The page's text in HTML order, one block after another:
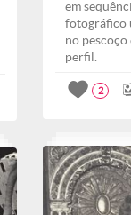
em
fotográfico
no pescoço
perfil.
2